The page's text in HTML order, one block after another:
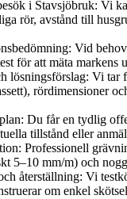
i Stavsjöbruk: Vi
rör, avstånd till
Vid
för att mäta markens
lösningsförslag: Vi tar
rördimensioner
Du får en tydlig
tillstånd eller
Professionell
5–10 mm/m) och
återställning: Vi
om enkel